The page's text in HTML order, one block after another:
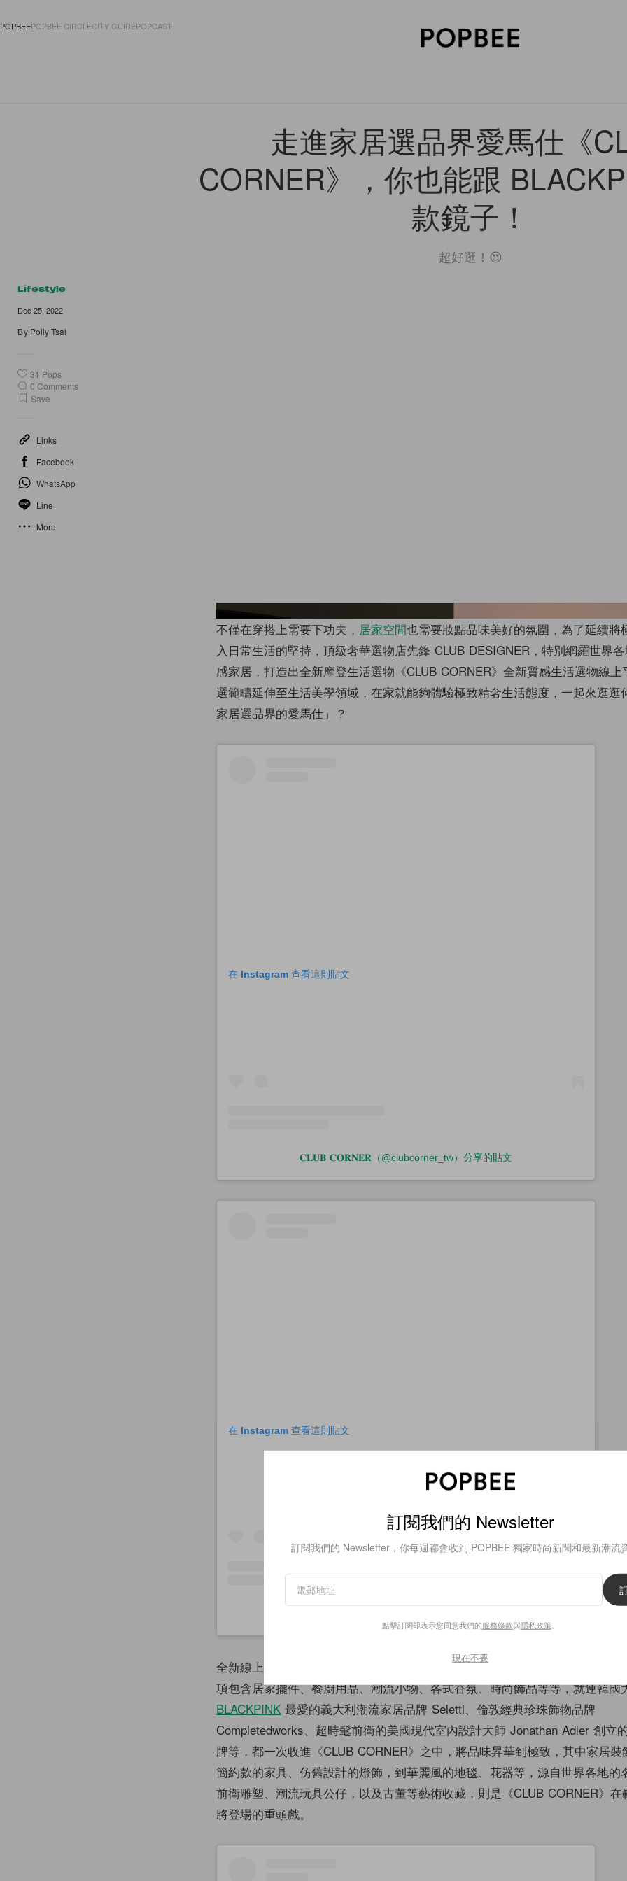
POPBEEPOPBEE CIRCLECITY GUIDEPOPCAST
走進家居選品界愛馬仕《
CORNER》，你也能跟
款鏡子！
超好逛！😍
Lifestyle
Dec 25, 2022
By Polly Tsai
31 Pops
0 Comments
Save
Links
Facebook
WhatsApp
Line
More
不僅在穿搭上需要下功夫， 居家空間也需要妝點品味美好的氛圍，為了延續將
入日常生活的堅持，頂級奢華選物店先鋒 CLUB DESIGNER，特別網羅世界
感家居，打造出全新摩登生活選物《CLUB CORNER》全新質感生活選物線上
選範疇延伸至生活美學領域，在家就能夠體驗極致精奢生活態度，一起來逛逛
家居選品界的愛馬仕」？
在 Instagram 查看這則貼文
𝐂𝐋𝐔𝐁 𝐂𝐎𝐑𝐍𝐄𝐑（@clubcorner_tw）分享的貼文
在 Instagram 查看這則貼文
全新線上生活選物平台《CLUB CORNER》，嚴選來自世界各地的質感生活風
項包含居家擺件、餐廚用品、潮流小物、各式香氛、時尚飾品等等，就連韓國
BLACKPINK 最愛的義大利潮流家居品牌 Seletti、倫敦經典珍珠飾物品牌
Completedworks、超時髦前衛的美國現代室內設計大師 Jonathan Adler 創立
牌等，都一次收進《CLUB CORNER》之中，將品味昇華到極致，其中家居裝
簡約款的家具、仿舊設計的燈飾，到華麗風的地毯、花器等，源自世界各地的
前衛雕塑、潮流玩具公仔，以及古董等藝術收藏，則是《CLUB CORNER》在
將登場的重頭戲。
訂閱我們的 Newsletter
訂閱我們的 Newsletter，你每週都會收到 POPBEE 獨家時尚新聞和最新潮流
點擊訂閱即表示您同意我們的服務條款與隱私政策。
現在不要